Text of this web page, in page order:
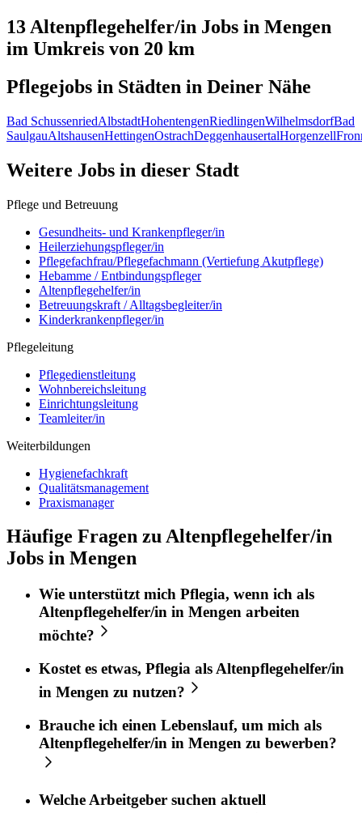
13 Altenpflegehelfer/in Jobs in Mengen
im Umkreis von 20 km
Pflegejobs in Städten in Deiner Nähe
Bad SchussenriedAlbstadtHohentengenRiedlingenWilhelmsdorfBad
SaulgauAltshausenHettingenOstrachDeggenhausertalHorgenzell
Weitere Jobs in dieser Stadt
Pflege und Betreuung
Gesundheits- und Krankenpfleger/in
Heilerziehungspfleger/in
Pflegefachfrau/Pflegefachmann (Vertiefung Akutpflege)
Hebamme / Entbindungspfleger
Altenpflegehelfer/in
Betreuungskraft / Alltagsbegleiter/in
Kinderkrankenpfleger/in
Pflegeleitung
Pflegedienstleitung
Wohnbereichsleitung
Einrichtungsleitung
Teamleiter/in
Weiterbildungen
Hygienefachkraft
Qualitätsmanagement
Praxismanager
Häufige Fragen zu Altenpflegehelfer/in
Jobs in Mengen
Wie unterstützt mich Pflegia, wenn ich als
Altenpflegehelfer/in in Mengen arbeiten
möchte?
Kostet es etwas, Pflegia als Altenpflegehelfer/in
in Mengen zu nutzen?
Brauche ich einen Lebenslauf, um mich als
Altenpflegehelfer/in in Mengen zu bewerben?
Welche Arbeitgeber suchen aktuell